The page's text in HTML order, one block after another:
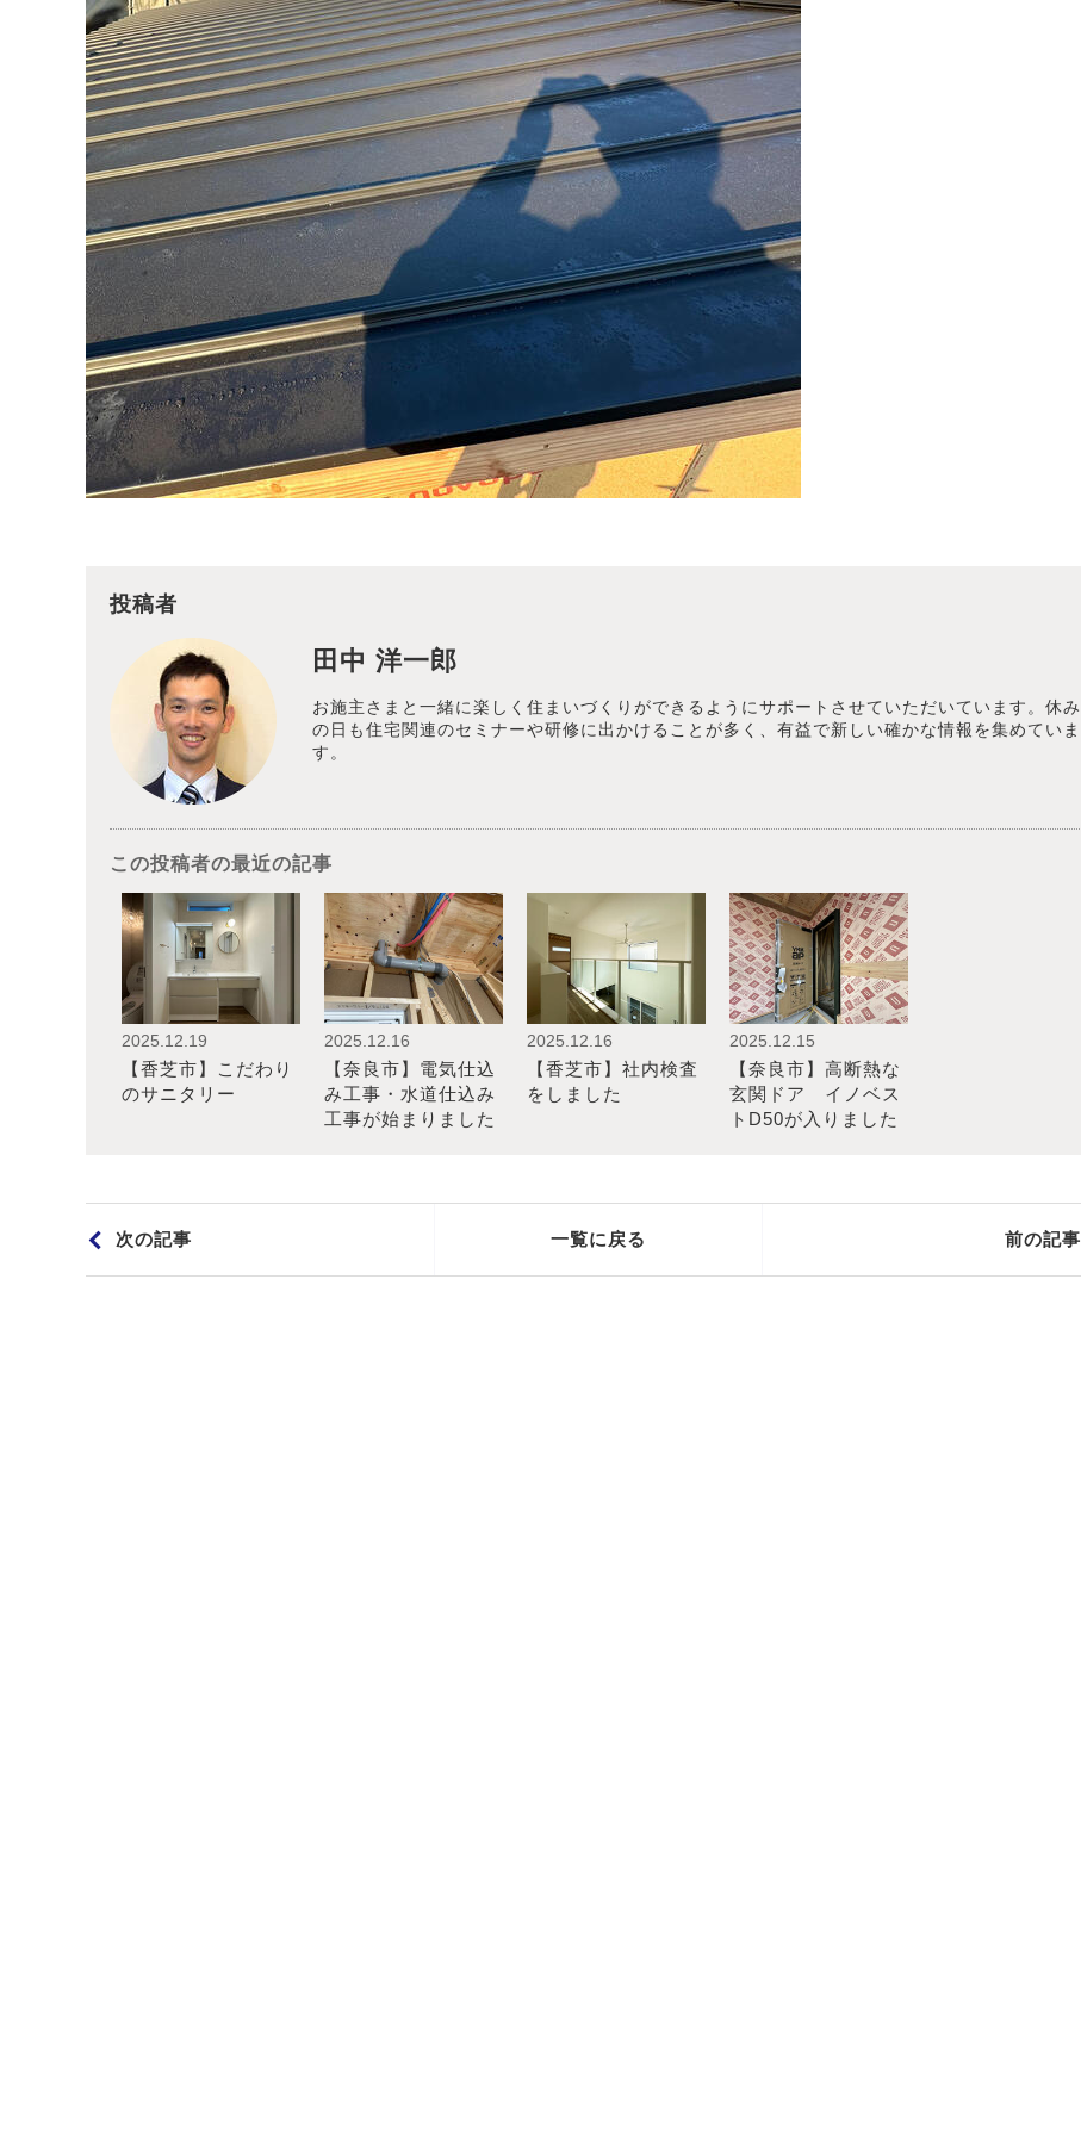
投稿者
田中 洋一郎
お施主さまと一緒に楽しく住まいづくりができるようにサポートさせていただいています。休み
の日も住宅関連のセミナーや研修に出かけることが多く、有益で新しい確かな情報を集めていま
す。
この投稿者の最近の記事
2025.12.19
【香芝市】こだわり
のサニタリー
2025.12.16
【奈良市】電気仕込
み工事・水道仕込み
工事が始まりました
2025.12.16
【香芝市】社内検査
をしました
2025.12.15
【奈良市】高断熱な
玄関ドア イノベス
トD50が入りました
次の記事 前の記事
一覧に戻る